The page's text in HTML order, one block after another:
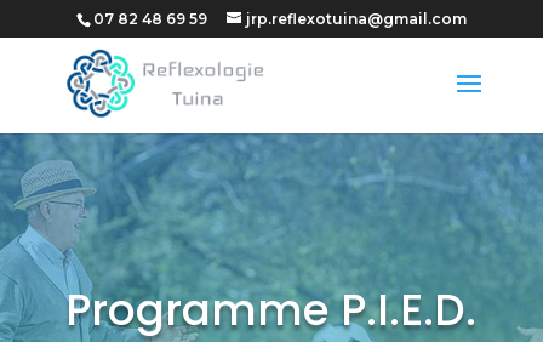
07 82 48 69 59 jrp.reflexotuina@gmail.com
Programme P.I.E.D.